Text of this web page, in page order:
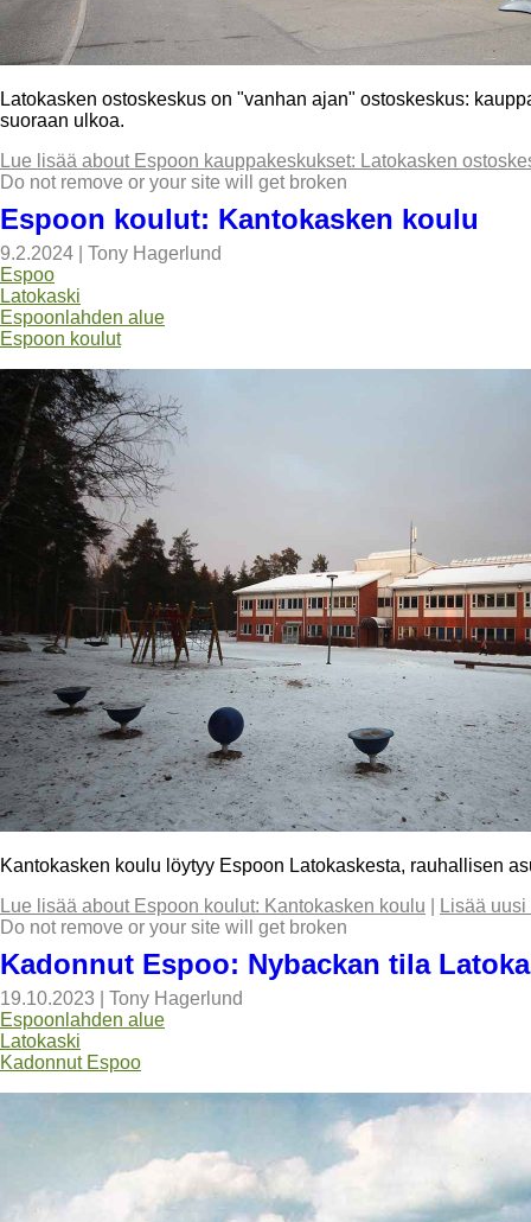
Latokasken ostoskeskus on "vanhan ajan" ostoskeskus:
suoraan ulkoa.
Lue lisää about Espoon kauppakeskukset: Latokasken
Do not remove or your site will get broken
Espoon koulut: Kantokasken koulu
9.2.2024
Tony Hagerlund
Espoo
Latokaski
Espoonlahden alue
Espoon koulut
Kantokasken koulu löytyy Espoon Latokaskesta, rauhallisen
Lue lisää about Espoon koulut: Kantokasken koulu
Lisää
Do not remove or your site will get broken
Kadonnut Espoo: Nybackan tila
19.10.2023
Tony Hagerlund
Espoonlahden alue
Latokaski
Kadonnut Espoo